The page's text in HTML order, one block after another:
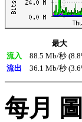
最大
流入
88.5 Mb/秒
流出
36.1 Mb/秒
每月